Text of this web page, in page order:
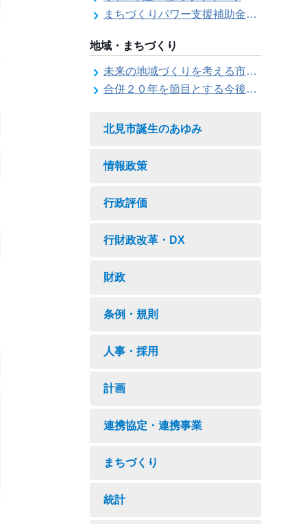
まちづくりパワー支援補助金の交付結果
地域・まちづくり
未来の地域づくりを考える市民会議
合併２０年を節目とする今後の地域づくりに関する市長懇話会
北見市誕生のあゆみ
情報政策
行政評価
行財政改革・DX
財政
条例・規則
人事・採用
計画
連携協定・連携事業
まちづくり
統計